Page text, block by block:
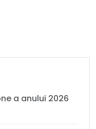
a anului 2026